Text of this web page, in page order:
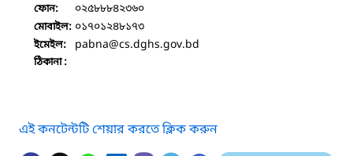
ফোন: ০২৫৮৮৮৪২৩৬০
মোবাইল: ০১৭০১২৪৮১৭৩
ইমেইল: pabna@cs.dghs.gov.bd
ঠিকানা :
এই কনটেন্টটি শেয়ার করতে ক্লিক করুন